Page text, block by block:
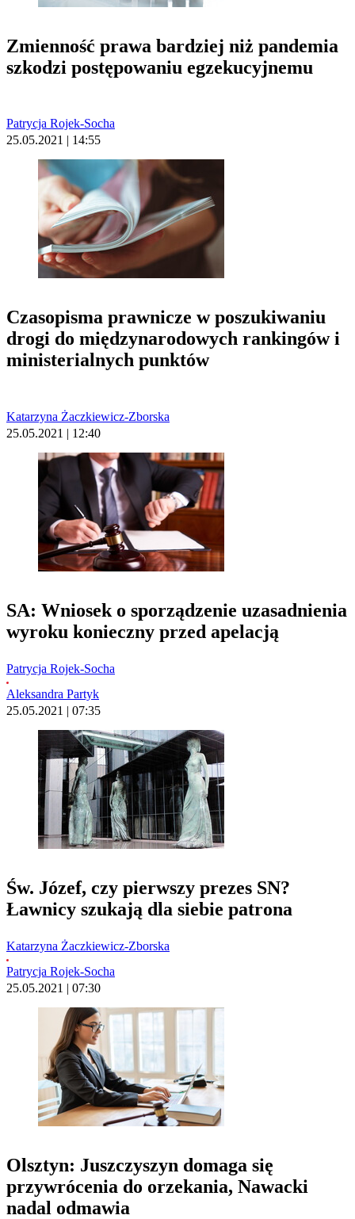
Zmienność prawa bardziej niż pandemia
szkodzi postępowaniu egzekucyjnemu
Patrycja Rojek-Socha
25.05.2021 | 14:55
Czasopisma prawnicze w poszukiwaniu
drogi do międzynarodowych rankingów i
ministerialnych punktów
Katarzyna Żaczkiewicz-Zborska
25.05.2021 | 12:40
SA: Wniosek o sporządzenie uzasadnienia
wyroku konieczny przed apelacją
Patrycja Rojek-Socha
Aleksandra Partyk
25.05.2021 | 07:35
Św. Józef, czy pierwszy prezes SN?
Ławnicy szukają dla siebie patrona
Katarzyna Żaczkiewicz-Zborska
Patrycja Rojek-Socha
25.05.2021 | 07:30
Olsztyn: Juszczyszyn domaga się
przywrócenia do orzekania, Nawacki
nadal odmawia